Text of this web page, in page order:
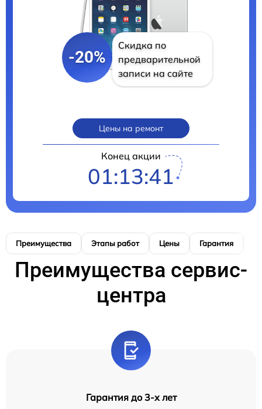
-20%
Скидка по
предварительной
записи на сайте
Цены на ремонт
Конец акции
01:13:40
Преимущества Этапы работ Цены Гарантия
Преимущества сервис-
центра
Гарантия до 3-х лет